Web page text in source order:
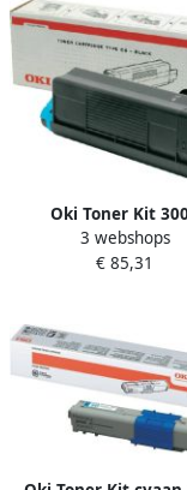
Oki Toner Kit
pagina&apos;s
3 webshops
€ 85,31